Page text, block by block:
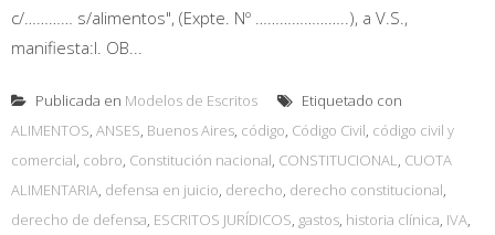
c/………… s/alimentos", (Expte. Nº …………………..), a V.S.,
manifiesta:I. OB...
Publicada en Modelos de Escritos
Etiquetado con
ALIMENTOS, ANSES, Buenos Aires, código, Código Civil, código civil y
comercial, cobro, Constitución nacional, CONSTITUCIONAL, CUOTA
ALIMENTARIA, defensa en juicio, derecho, derecho constitucional,
derecho de defensa, ESCRITOS JURÍDICOS, gastos, historia clínica, IVA,